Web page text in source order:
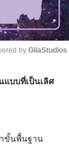
M
e
by GliaStudios
แบบที่เป็นเลิศ
าขั้นพื้นฐาน